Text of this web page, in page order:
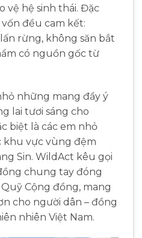
vệ hệ sinh thái. Đặc
đều cam kết:
rừng, không săn bắt
có nguồn gốc từ
những mang đầy ý
lai tươi sáng cho
biệt là các em nhỏ
khu vực vùng đệm
Sin. WildAct kêu gọi
chung tay đóng
Cộng đồng, mang
cho người dân – đồng
nhiên Việt Nam.